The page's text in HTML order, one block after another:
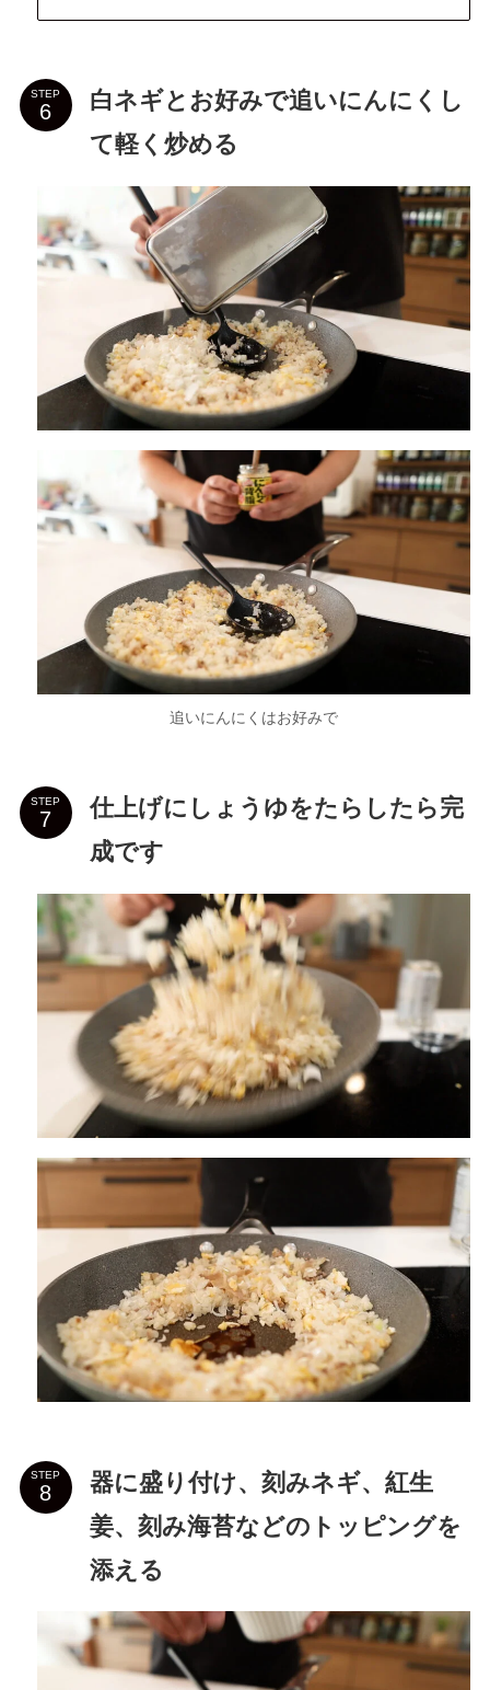
STEP
白ネギとお好みで追いにんにくし
て軽く炒める
追いにんにくはお好みで
STEP
仕上げにしょうゆをたらしたら完
成です
STEP
器に盛り付け、刻みネギ、紅生
姜、刻み海苔などのトッピングを
添える